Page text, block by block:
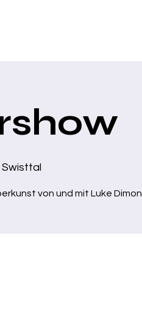
Swisttal
von und mit Luke Dimon